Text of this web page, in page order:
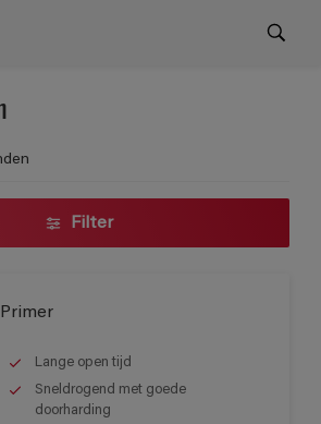
Filter
Lange open tijd
Sneldrogend met goede
doorharding